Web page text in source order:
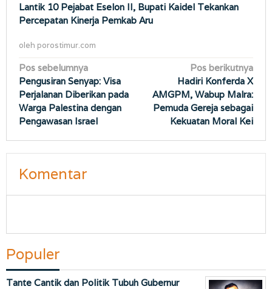
Lantik 10 Pejabat Eselon II, Bupati Kaidel Tekankan
Percepatan Kinerja Pemkab Aru
oleh porostimur.com
Navigasi
pos
Pos sebelumnya
Pengusiran Senyap: Visa
Perjalanan Diberikan pada
Warga Palestina dengan
Pengawasan Israel
Pos berikutnya
Hadiri Konferda X
AMGPM, Wabup Malra:
Pemuda Gereja sebagai
Kekuatan Moral Kei
Komentar
Populer
Tante Cantik dan Politik Tubuh Gubernur